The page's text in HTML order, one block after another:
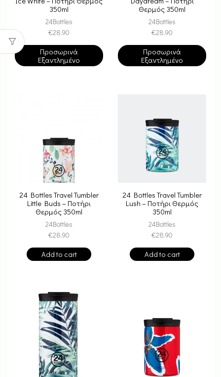
350ml
24Bottles
€28.90
Προσωρινά
Εξαντλημένο
Θερμός 350ml
24Bottles
€28.90
Προσωρινά
Εξαντλημένο
24 Bottles Travel Tumbler
Little Buds – Ποτήρι
Θερμός 350ml
24Bottles
€28.90
Add to cart
24 Bottles Travel Tumbler
Lush – Ποτήρι Θερμός
350ml
24Bottles
€28.90
Add to cart